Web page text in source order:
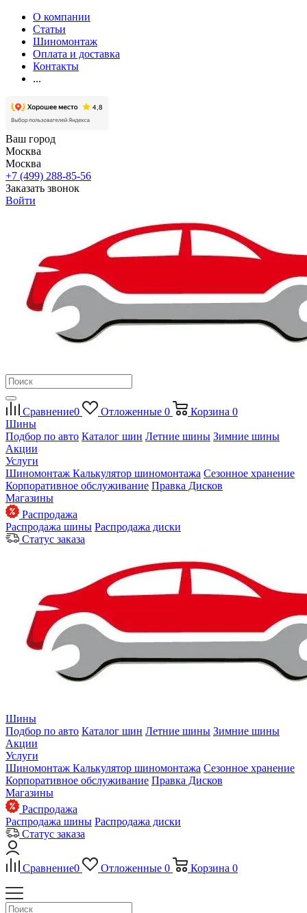
О компании
Статьи
Шиномонтаж
Оплата и доставка
Контакты
...
Ваш город
Москва
Москва
+7 (499) 288-85-56
Заказать звонок
Войти
Сравнение0 Отложенные 0 Корзина 0
Шины
Подбор по авто Каталог шин Летние шины Зимние шины
Акции
Услуги
Шиномонтаж Калькулятор шиномонтажа Сезонное хранение
Корпоративное обслуживание Правка Дисков
Магазины
Распродажа
Распродажа шины Распродажа диски
Статус заказа
Шины
Подбор по авто Каталог шин Летние шины Зимние шины
Акции
Услуги
Шиномонтаж Калькулятор шиномонтажа Сезонное хранение
Корпоративное обслуживание Правка Дисков
Магазины
Распродажа
Распродажа шины Распродажа диски
Статус заказа
Сравнение0 Отложенные 0 Корзина 0